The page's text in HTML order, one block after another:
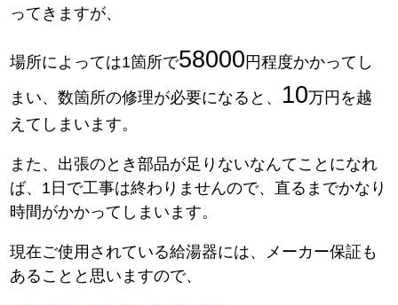
ってきますが、
場所によっては1箇所で58000 円程度かかってし
まい、数箇所の修理が必要になると、 10万円を越
えてしまいます。
また、出張のとき部品が足りないなんてことになれ
ば、1日で工事は終わりませんので、直るまでかなり
時間がかかってしまいます。
現在ご使用されている給湯器には、メーカー保証も
あることと思いますので、